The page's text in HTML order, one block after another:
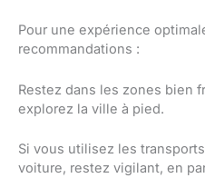
Pour une expérience
recommandations :
Restez dans les zones bien
explorez la ville à pied.
Si vous utilisez les
voiture, restez vigilant, en